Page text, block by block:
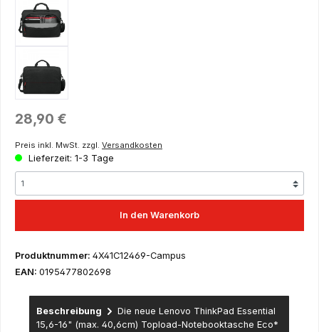
Regulärer Preis:
28,90 €
Preis inkl. MwSt. zzgl. Versandkosten
Lieferzeit: 1-3 Tage
In den Warenkorb
Produktnummer: 4X41C12469-Campus
EAN: 0195477802698
Beschreibung
Die neue Lenovo ThinkPad Essential
15,6-16" (max. 40,6cm) Topload-Notebooktasche Eco*